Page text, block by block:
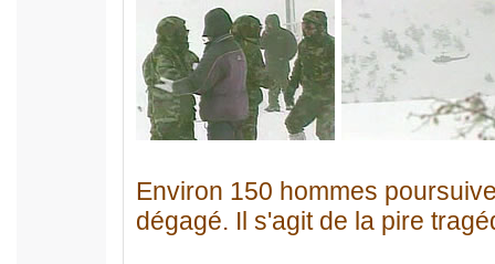
Environ 150 hommes
dégagé. Il s'agit de la pire